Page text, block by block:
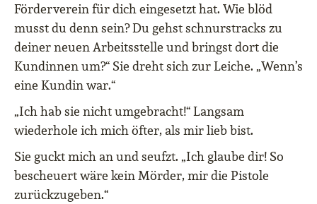
Förderverein für dich eingesetzt hat. Wie blöd
musst du denn sein? Du gehst schnurstracks zu
deiner neuen Arbeitsstelle und bringst dort die
Kundinnen um?“ Sie dreht sich zur Leiche. „Wenn’s
eine Kundin war.“
„Ich hab sie nicht umgebracht!“ Langsam
wiederhole ich mich öfter, als mir lieb bist.
Sie guckt mich an und seufzt. „Ich glaube dir! So
bescheuert wäre kein Mörder, mir die Pistole
zurückzugeben.“